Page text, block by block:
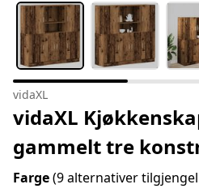
vidaXL
vidaXL
gammelt tre
Farge(9 alternativer